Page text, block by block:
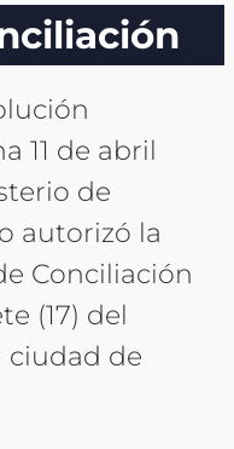
11 de abril
de
autorizó la
Conciliación
(17) del
ciudad de